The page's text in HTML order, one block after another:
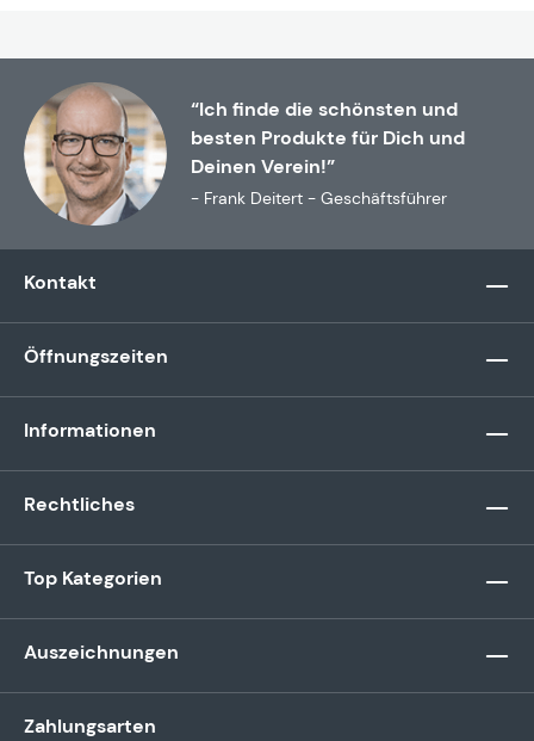
“Ich finde die schönsten und
besten Produkte für Dich und
Deinen Verein!”
- Frank Deitert - Geschäftsführer
Kontakt
Öffnungszeiten
Informationen
Rechtliches
Top Kategorien
Auszeichnungen
Zahlungsarten